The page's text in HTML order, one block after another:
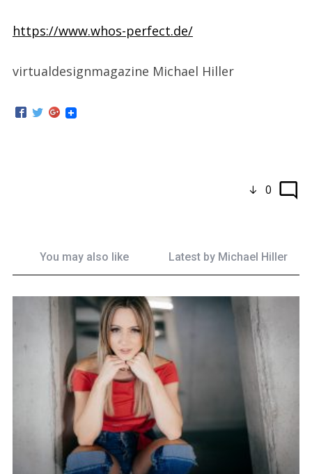
https://www.whos-perfect.de/
virtualdesignmagazine Michael Hiller
0
You may also like Latest by Michael Hiller